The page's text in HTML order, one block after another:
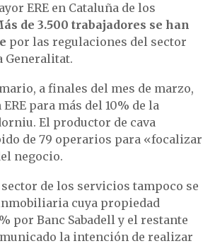
ERE en Cataluña de los
de 3.500 trabajadores se han
por las regulaciones del sector
Generalitat.
a finales del mes de marzo,
para más del 10% de la
El productor de cava
de 79 operarios para «focalizar
negocio.
de los servicios tampoco se
cuya propiedad
por Banc Sabadell y el restante
la intención de realizar